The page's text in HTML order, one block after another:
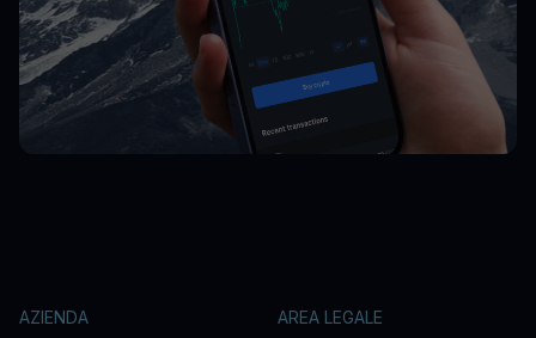
AZIENDA AREA LEGALE